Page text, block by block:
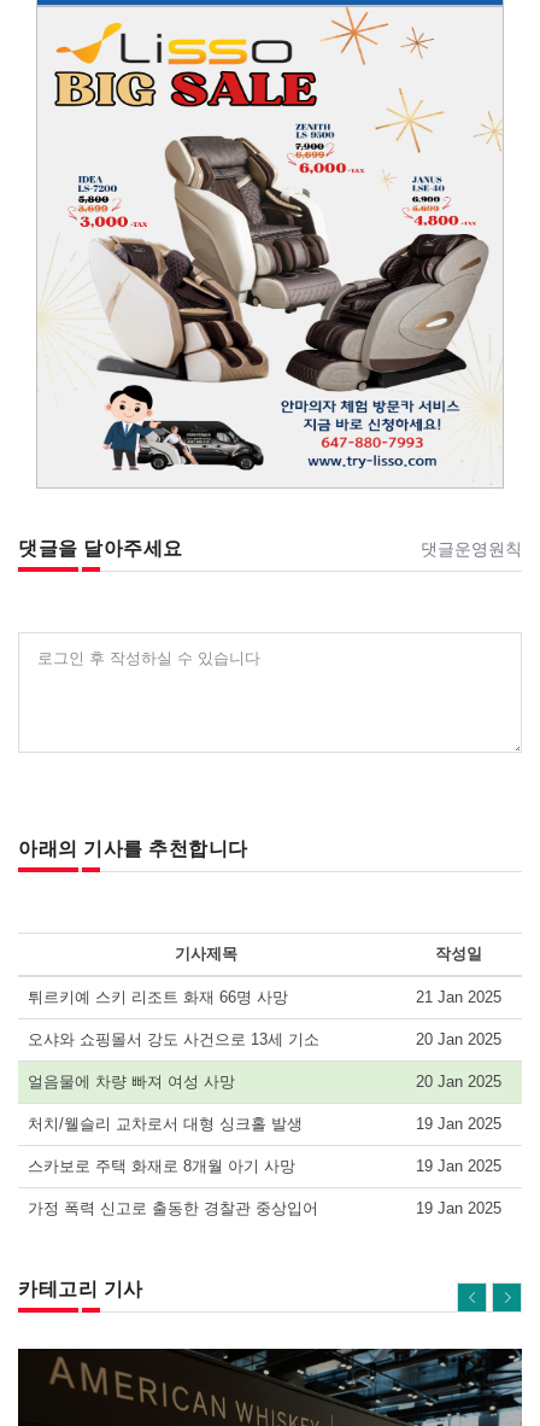
댓글을 달아주세요 댓글운영원칙
로그인 후 작성하실 수 있습니다
아래의 기사를 추천합니다
기사제목 작성일
튀르키예 스키 리조트 화재 66명 사망 21 Jan 2025
오샤와 쇼핑몰서 강도 사건으로 13세 기소 20 Jan 2025
얼음물에 차량 빠져 여성 사망 20 Jan 2025
처치/웰슬리 교차로서 대형 싱크홀 발생 19 Jan 2025
스카보로 주택 화재로 8개월 아기 사망 19 Jan 2025
가정 폭력 신고로 출동한 경찰관 중상입어 19 Jan 2025
카테고리 기사